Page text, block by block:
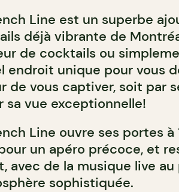
Line est un superbe
déjà vibrante de
de cocktails ou
endroit unique pour vous
de vous captiver, soit par
sa vue exceptionnelle!
Line ouvre ses portes
un apéro précoce, et
avec de la musique live
sophistiquée.